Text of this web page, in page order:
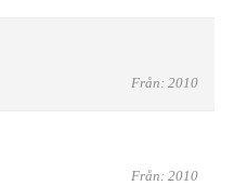
Från: 2010
Från: 2010